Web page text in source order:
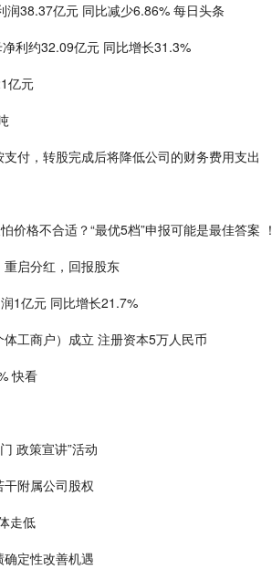
38.37亿元 同比减少6.86% 每日头条
利约32.09亿元 同比增长31.3%
亿元
付，转股完成后将降低公司的财务费用支出
价格不合适？“最优5档”申报可能是最佳答案 ！
启分红，回报股东
1亿元 同比增长21.7%
工商户）成立 注册资本5万人民币
快看
政策宣讲”活动
附属公司股权
走低
定性改善机遇